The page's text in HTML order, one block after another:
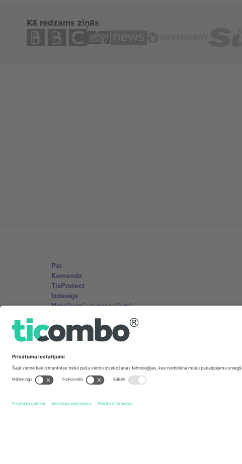
Kā redzams ziņās
Par
Komanda
TixProtect
Izdevējs
Noteikumi un nosacījumi
Partneru programma